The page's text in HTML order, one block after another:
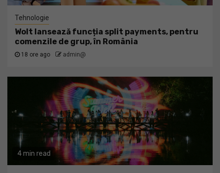
Tehnologie
Wolt lansează funcția split payments, pentru
comenzile de grup, în România
18 ore ago admin@
4 min read